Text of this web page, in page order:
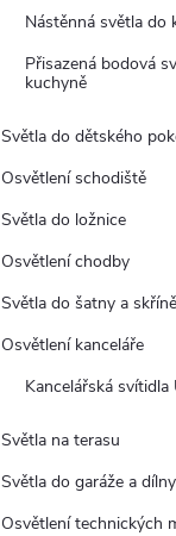
Nástěnná světla do
Přisazená bodová
kuchyně
Světla do dětského
Osvětlení schodiště
Světla do ložnice
Osvětlení chodby
Světla do šatny a skříně
Osvětlení kanceláře
Kancelářská svítidla
Světla na terasu
Světla do garáže a dílny
Osvětlení technických